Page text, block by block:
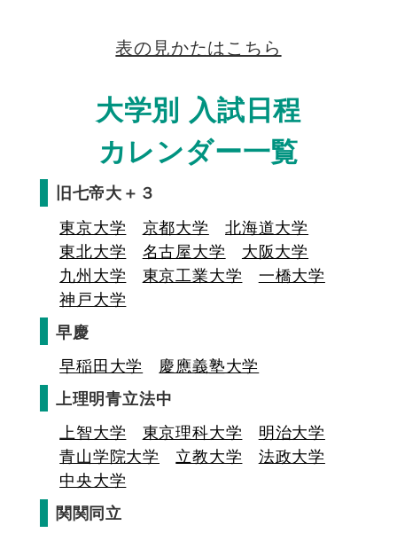
表の見かたはこちら
大学別 入試日程
カレンダー一覧
旧七帝大＋３
東京大学
京都大学
北海道大学
東北大学
名古屋大学
大阪大学
九州大学
東京工業大学
一橋大学
神戸大学
早慶
早稲田大学
慶應義塾大学
上理明青立法中
上智大学
東京理科大学
明治大学
青山学院大学
立教大学
法政大学
中央大学
関関同立